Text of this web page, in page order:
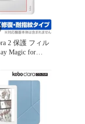
2 保護 フィル
Magic for
ツー 液晶保
復 耐指紋 防指
ィング